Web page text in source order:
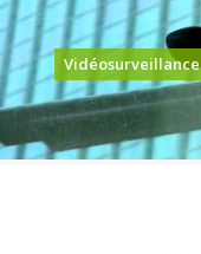
Vidéosurveillance